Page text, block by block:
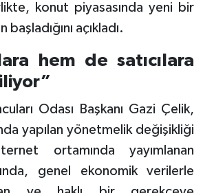
konut piyasasında yeni bir
açıkladı.
hem de satıcılara
Odası Başkanı Gazi Çelik,
yapılan yönetmelik değişikliği
ortamında yayımlanan
genel ekonomik verilerle